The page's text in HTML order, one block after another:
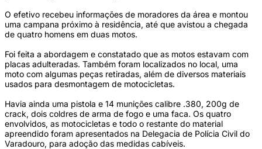
O efetivo recebeu informações de moradores da área e montou
uma campana próximo à residência, até que avistou a chegada
de quatro homens em duas motos.
Foi feita a abordagem e constatado que as motos estavam com
placas adulteradas. Também foram localizados no local, uma
moto com algumas peças retiradas, além de diversos materiais
usados para desmontagem de motocicletas.
Havia ainda uma pistola e 14 munições calibre .380, 200g de
crack, dois coldres de arma de fogo e uma faca. Os quatro
envolvidos, as motocicletas e todo o restante do material
apreendido foram apresentados na Delegacia de Polícia Civil do
Varadouro, para adoção das medidas cabíveis.